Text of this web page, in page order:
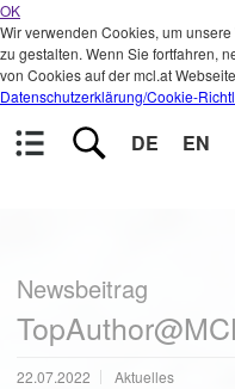
OK
Wir verwenden Cookies, um
zu gestalten. Wenn Sie fortfahren,
von Cookies auf der mcl.at
Datenschutzerklärung/Cookie-
DE EN
Newsbeitrag
22.07.2022 Aktuelles